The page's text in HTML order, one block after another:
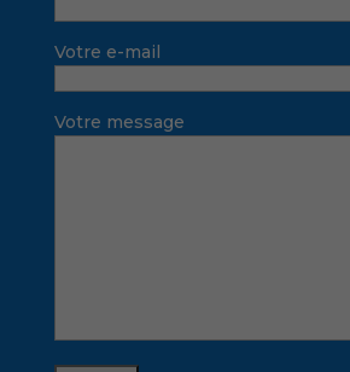
Votre e-mail
Votre message